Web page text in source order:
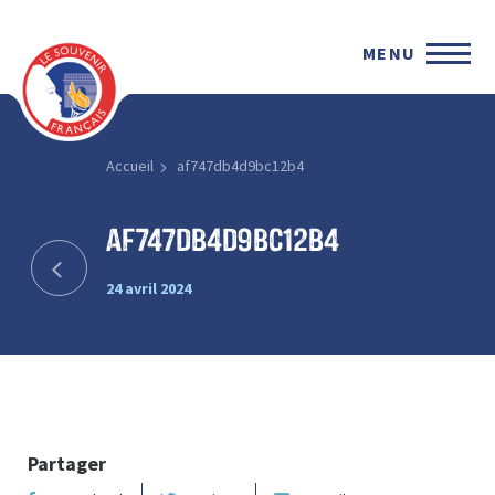
MENU
Accueil af747db4d9bc12b4
af747db4d9bc12b4
24 avril 2024
Partager